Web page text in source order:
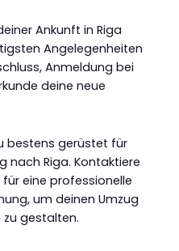
Ankunft in Riga
Angelegenheiten
Anmeldung bei
deine neue
bestens gerüstet für
nach Riga. Kontaktiere
eine professionelle
um deinen Umzug
gestalten.